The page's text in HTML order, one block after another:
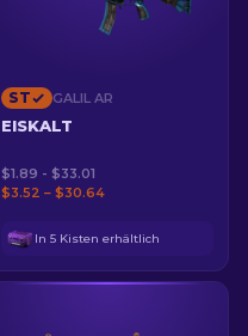
ST GALIL AR
EISKALT
$1.89 - $33.01
$3.52 – $30.64
In 5 Kisten erhältlich